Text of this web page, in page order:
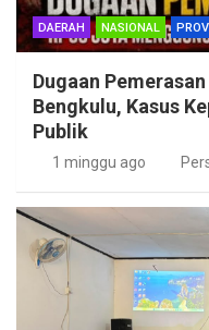
DAERAH NASIONAL
Dugaan
Bengkulu, Kasus
Publik
1 minggu ago